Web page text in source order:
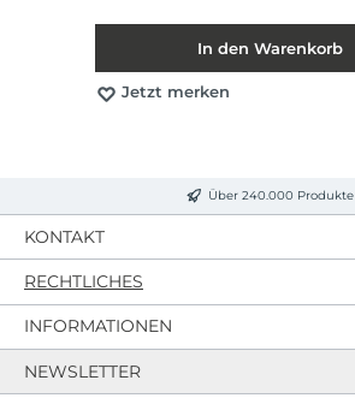
In den Warenkorb
Jetzt merken
Über 240.000 Produkte
KONTAKT
RECHTLICHES
INFORMATIONEN
NEWSLETTER